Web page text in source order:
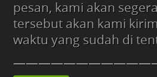
pesan, kami akan
tersebut akan kami
waktu yang sudah di